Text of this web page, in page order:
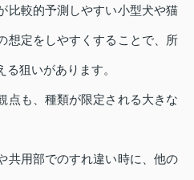
比較的予測しやすい小型犬や猫
想定をしやすくすることで、所
狙いがあります。
点も、種類が限定される大きな
共用部でのすれ違い時に、他の